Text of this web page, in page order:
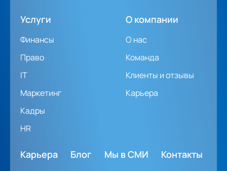
Услуги
Финансы
Право
IT
Маркетинг
Кадры
HR
О компании
О нас
Команда
Клиенты и отзывы
Карьера
Карьера Блог Мы в СМИ Контакты